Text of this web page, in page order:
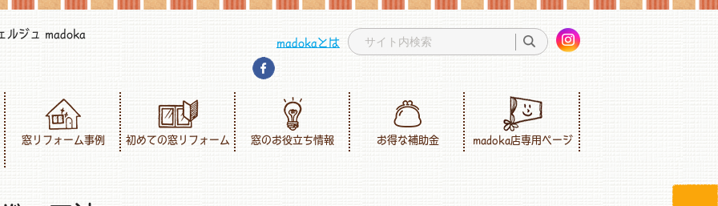
ルジュ madoka madokaとは
窓リフォーム事例 初めての窓リフォーム 窓のお役立ち情報 お得な補助金 madoka店専用ページ